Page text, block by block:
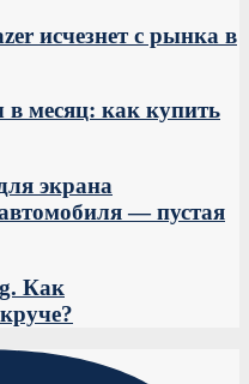
исчезнет с рынка в
в месяц: как купить
экрана
— пустая
Как